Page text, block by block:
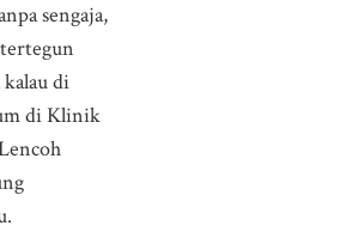
sengaja,
di
di Klinik